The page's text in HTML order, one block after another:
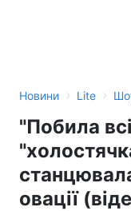
Новини › Lite ›
"Побила
овації